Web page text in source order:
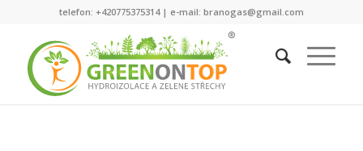
telefon: +420775375314 | e-mail: branogas@gmail.com